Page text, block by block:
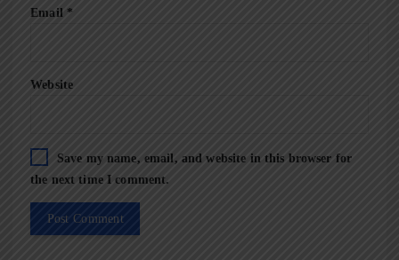
Email *
Website
Save my name, email, and website in this browser for
the next time I comment.